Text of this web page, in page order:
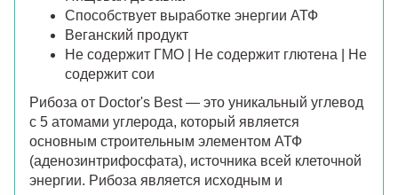
Способствует выработке энергии АТФ
Веганский продукт
Не содержит ГМО | Не содержит глютена | Не
содержит сои
Рибоза от Doctor's Best — это уникальный углевод
с 5 атомами углерода, который является
основным строительным элементом АТФ
(аденозинтрифосфата), источника всей клеточной
энергии. Рибоза является исходным и